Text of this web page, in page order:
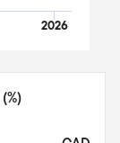
2026
(%)